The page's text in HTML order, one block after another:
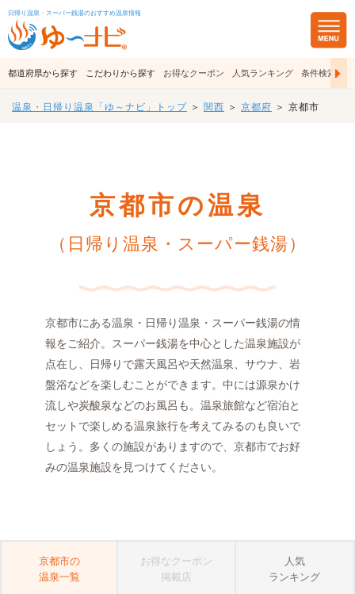
日帰り温泉・スーパー銭湯のおすすめ温泉情報
都道府県から探す こだわりから探す お得なクーポン 人気ランキング 条件検索
温泉・日帰り温泉「ゆ～ナビ」トップ ＞ 関西 ＞ 京都府 ＞ 京都市
京都市の温泉
（日帰り温泉・スーパー銭湯）
京都市にある温泉・日帰り温泉・スーパー銭湯の情
報をご紹介。スーパー銭湯を中心とした温泉施設が
点在し、日帰りで露天風呂や天然温泉、サウナ、岩
盤浴などを楽しむことができます。中には源泉かけ
流しや炭酸泉などのお風呂も。温泉旅館など宿泊と
セットで楽しめる温泉旅行を考えてみるのも良いで
しょう。多くの施設がありますので、京都市でお好
みの温泉施設を見つけてください。
京都市の
温泉一覧
お得なクーポン
掲載店
人気
ランキング